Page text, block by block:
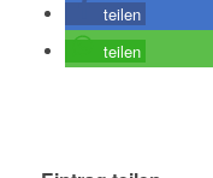
teilen
teilen